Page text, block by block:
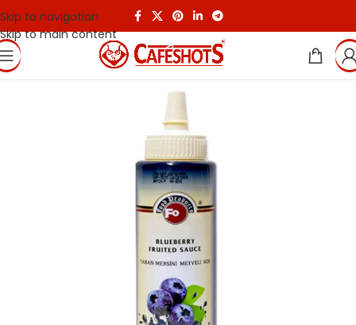
Skip to navigation
Skip to main content